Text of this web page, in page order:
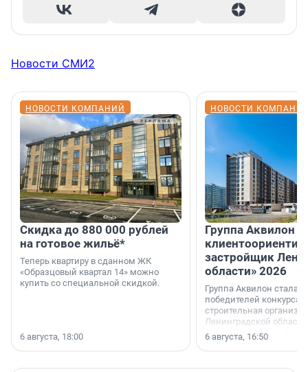
Новости СМИ2
НОВОСТИ КОМПАНИЙ
Скидка до 880 000 рублей
на готовое жильё*
Теперь квартиру в сданном ЖК
«Образцовый квартал 14» можно
купить со специальной скидкой.
6 августа, 18:00
НОВОСТИ
Группа Аквилон
застройщик
области» 2026
Группа Аквилон стала
победителей конкурса
строительная
Ленинградской области
номинации «Самый
застройщик
области».
6 августа, 16:50